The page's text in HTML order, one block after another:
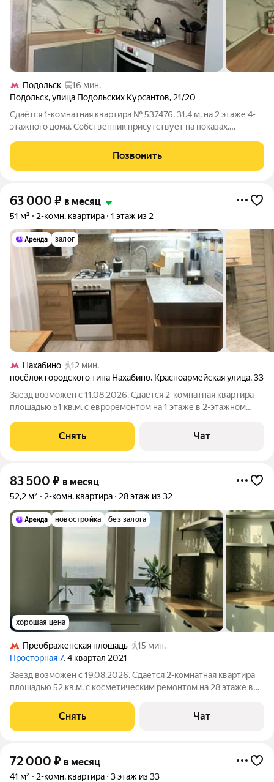
Подольск
16 мин.
Подольск,улица Подольских Курсантов, 21/20
Сдаётся 1-комнатная квартира № 537476, 31.4 м, на 2 этаже 4-
этажного дома. Собственник присутствует на показах.
оплачиваются отдельно. По условиям проживания: можно с
детьми, можно с питомцами. Срок
Позвонить
63 000 ₽ в месяц
51 м² 2-комн. квартира 1 этаж из 2
залог
Нахабино
12 мин.
посёлок городского типа Нахабино, Красноармейская улица,33
Заезд возможен с 11.08.2026. Сдаётся 2-комнатная квартира
площадью 51 кв.м. с евроремонтом на 1 этаже в 2-этажном
Газовая плита с духовым шкафом Стиральная машина
Снять Чат
83 500 ₽ в месяц
52,2 м² 2-комн. квартира 28 этаж из 32
новостройка без залога
хорошая цена
Преображенская площадь
15 мин.
Просторная 7, 4 квартал 2021
Заезд возможен с 19.08.2026. Сдаётся 2-комнатная квартира
площадью 52 кв.м. с косметическим ремонтом на 28 этаже в
Духовой шкаф Стиральная машина Холодильник
Микроволновка Дом - монолитный.
Снять Чат
72 000 ₽ в месяц
41 м² 2-комн. квартира 3 этаж из 33